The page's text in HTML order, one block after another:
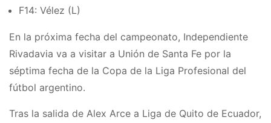
F14: Vélez (L)
En la próxima fecha del campeonato, Independiente
Rivadavia va a visitar a Unión de Santa Fe por la
séptima fecha de la Copa de la Liga Profesional del
fútbol argentino.
Tras la salida de Alex Arce a Liga de Quito de Ecuador,